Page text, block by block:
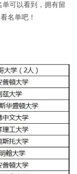
可以看到，拥有留
名单吧！